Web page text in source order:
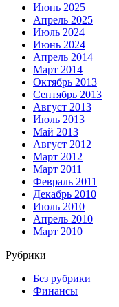
Июнь 2025
Апрель 2025
Июль 2024
Июнь 2024
Апрель 2014
Март 2014
Октябрь 2013
Сентябрь 2013
Август 2013
Июль 2013
Май 2013
Август 2012
Март 2012
Март 2011
Февраль 2011
Декабрь 2010
Июль 2010
Апрель 2010
Март 2010
Рубрики
Без рубрики
Финансы